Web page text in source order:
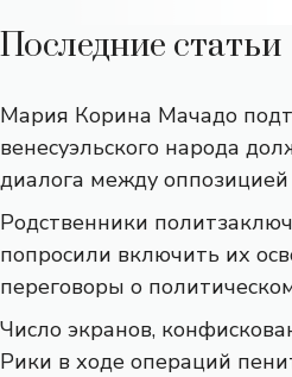
Последние статьи
Мария Корина Мачадо
венесуэльского народа
диалога между
Родственники
попросили включить их
переговоры о
Число экранов,
Рики в ходе операций